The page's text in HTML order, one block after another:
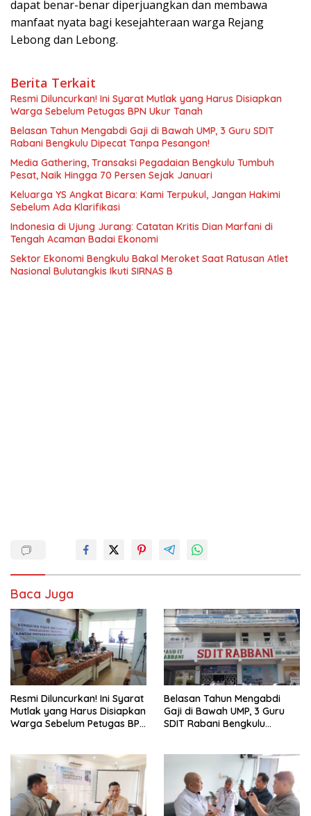
dapat benar-benar diperjuangkan dan membawa
manfaat nyata bagi kesejahteraan warga Rejang
Lebong dan Lebong.
Berita Terkait
Resmi Diluncurkan! Ini Syarat Mutlak yang Harus Disiapkan
Warga Sebelum Petugas BPN Ukur Tanah
Belasan Tahun Mengabdi Gaji di Bawah UMP, 3 Guru SDIT
Rabani Bengkulu Dipecat Tanpa Pesangon!
Media Gathering, Transaksi Pegadaian Bengkulu Tumbuh
Pesat, Naik Hingga 70 Persen Sejak Januari
Keluarga YS Angkat Bicara: Kami Terpukul, Jangan Hakimi
Sebelum Ada Klarifikasi
Indonesia di Ujung Jurang: Catatan Kritis Dian Marfani di
Tengah Acaman Badai Ekonomi
Sektor Ekonomi Bengkulu Bakal Meroket Saat Ratusan Atlet
Nasional Bulutangkis Ikuti SIRNAS B
Baca Juga
Resmi Diluncurkan! Ini Syarat
Mutlak yang Harus Disiapkan
Warga Sebelum Petugas BPN
Belasan Tahun Mengabdi
Gaji di Bawah UMP, 3 Guru
SDIT Rabani Bengkulu